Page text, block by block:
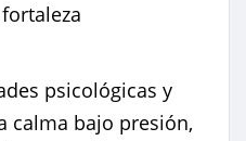
psicológicas y
calma bajo presión,